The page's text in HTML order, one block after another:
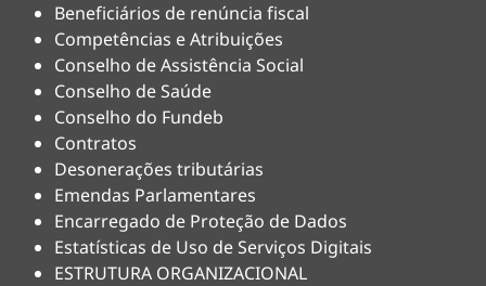
Beneficiários de renúncia fiscal
Competências e Atribuições
Conselho de Assistência Social
Conselho de Saúde
Conselho do Fundeb
Contratos
Desonerações tributárias
Emendas Parlamentares
Encarregado de Proteção de Dados
Estatísticas de Uso de Serviços Digitais
ESTRUTURA ORGANIZACIONAL